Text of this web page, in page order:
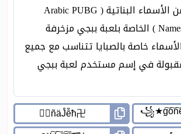
مجموعة رائعة من الأسماء البناتية ( Arabic PUBG
Names Ideas For Girls ) الخاصة بلعبة ببجي مزخرفة
الأسماء خاصة بالصبايا تتناسب مع جميع
في إسم مستخدم لعبة ببجي